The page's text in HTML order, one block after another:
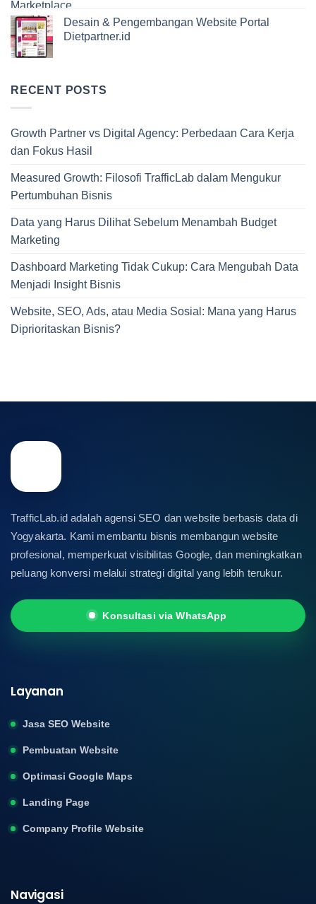
Desain & Pengembangan Website Portal
Dietpartner.id
RECENT POSTS
Growth Partner vs Digital Agency: Perbedaan Cara Kerja
dan Fokus Hasil
Measured Growth: Filosofi TrafficLab dalam Mengukur
Pertumbuhan Bisnis
Data yang Harus Dilihat Sebelum Menambah Budget
Marketing
Dashboard Marketing Tidak Cukup: Cara Mengubah Data
Menjadi Insight Bisnis
Website, SEO, Ads, atau Media Sosial: Mana yang Harus
Diprioritaskan Bisnis?
TrafficLab.id adalah agensi SEO dan website berbasis data di
Yogyakarta. Kami membantu bisnis membangun website
profesional, memperkuat visibilitas Google, dan meningkatkan
peluang konversi melalui strategi digital yang lebih terukur.
Konsultasi via WhatsApp
Layanan
Jasa SEO Website
Pembuatan Website
Optimasi Google Maps
Landing Page
Company Profile Website
Navigasi